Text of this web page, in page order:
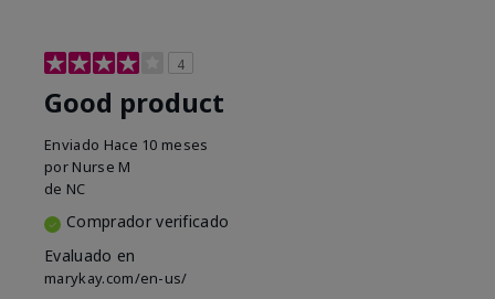
4
Good product
Enviado Hace 10 meses
por Nurse M
de NC
Comprador verificado
Evaluado en
marykay.com/en-us/